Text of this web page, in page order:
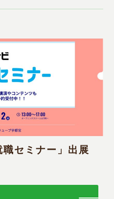
セミナー」出展